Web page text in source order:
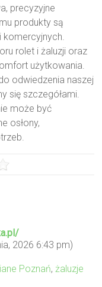
precyzyjne
produkty są
komercyjnych.
rolet i żaluzji oraz
użytkowania.
odwiedzenia naszej
się szczegółami.
może być
osłony,
2026 6:43 pm)
Poznań,żaluzje